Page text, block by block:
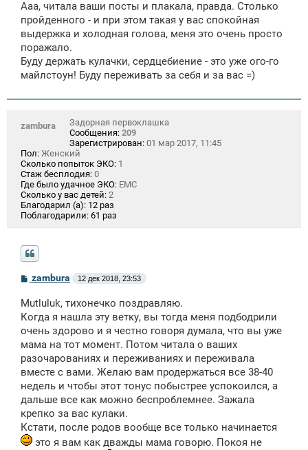
Ааа, читала ваши посты и плакала, правда. Столько
пройденного - и при этом такая у вас спокойная
выдержка и холодная голова, меня это очень просто
поражало.
Буду держать кулачки, сердцебиение - это уже ого-го
майлстоун! Буду переживать за себя и за вас =)
zambura
Задорная первоклашка
Сообщения: 209
Зарегистрирован: 01 мар 2017, 11:45
Пол: Женский
Сколько попыток ЭКО: 1
Стаж бесплодия: 0
Где было удачное ЭКО: ЕМС
Сколько у вас детей: 2
Благодарил (а): 12 раз
Поблагодарили: 61 раз
С
о
б
щ
н
и
zambura 12 дек 2018, 23:53
Mutluluk, тихонечко поздравляю.
Когда я нашла эту ветку, вы тогда меня подбодрили
очень здорово и я честно говоря думала, что вы уже
мама на тот момент. Потом читала о ваших
разочарованиях и переживаниях и переживала
вместе с вами. Желаю вам продержаться все 38-40
недель и чтобы этот тонус побыстрее успокоился, а
дальше все как можно беспроблемнее. Зажала
крепко за вас кулаки.
Кстати, после родов вообще все только начинается
это я вам как дважды мама говорю. Покоя не